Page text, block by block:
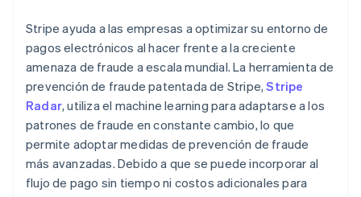
Stripe ayuda a las empresas a optimizar su entorno de
pagos electrónicos al hacer frente a la creciente
amenaza de fraude a escala mundial. La herramienta de
prevención de fraude patentada de Stripe,Stripe
Radar, utiliza el machine learning para adaptarse a los
patrones de fraude en constante cambio, lo que
permite adoptar medidas de prevención de fraude
más avanzadas. Debido a que se puede incorporar al
flujo de pago sin tiempo ni costos adicionales para